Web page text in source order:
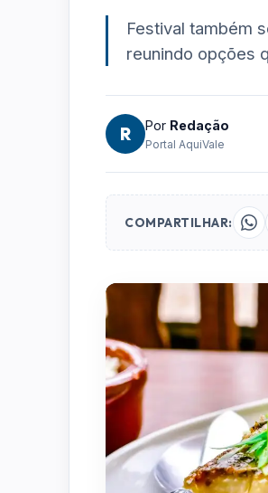
Festival também
reunindo opções
R Por Redação
Portal AquiVale
COMPARTILHAR: